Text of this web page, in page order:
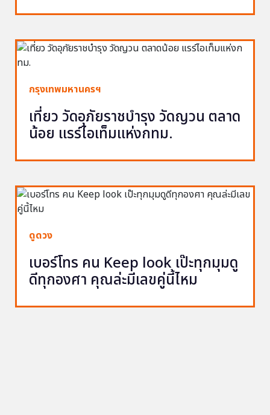
กรุงเทพมหานครฯ
เที่ยว วัดอุภัยราชบำรุง วัดญวน ตลาด
น้อย แรร์ไอเท็มแห่งกทม.
ดูดวง
เบอร์โทร คน Keep look เป๊ะทุกมุมดู
ดีทุกองศา คุณล่ะมีเลขคู่นี้ไหม